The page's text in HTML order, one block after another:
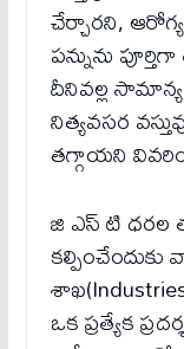
చేర్చారని,
పన్నును
దీనివల్ల
నిత్యవసర
తగ్గాయని
జి ఎస్ టి ధరల
ఒక ప్రత్యేక